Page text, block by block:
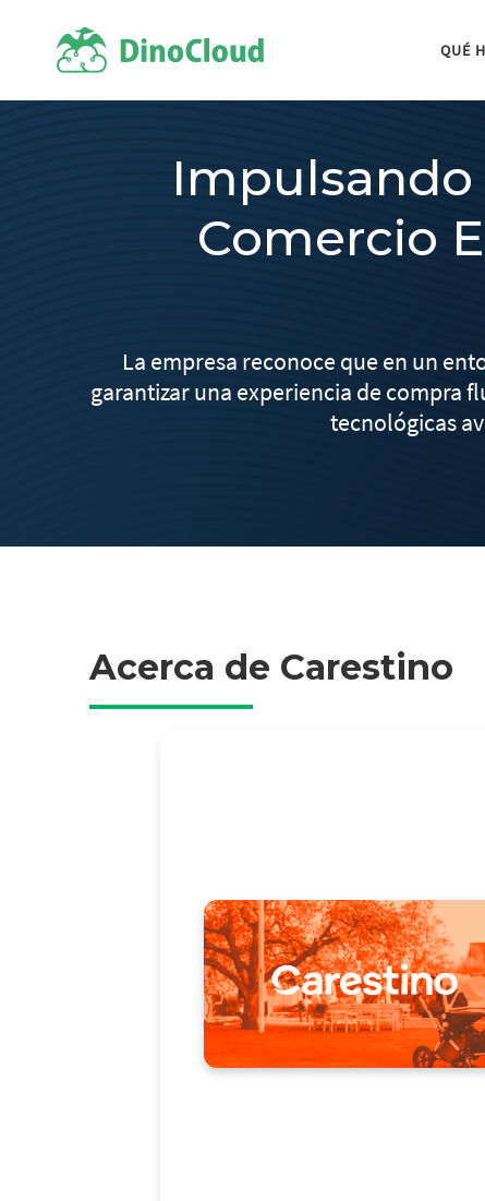
QUÉ
Impulsando
Comercio
La empresa reconoce que en un
garantizar una experiencia de compra
tecnológicas
Acerca de Carestino